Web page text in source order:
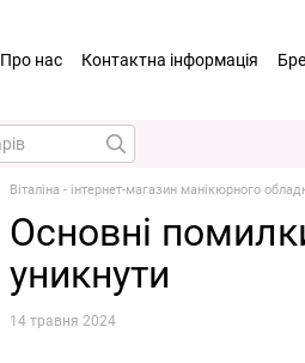
Про нас Контактна інформація
Віталіна - інтернет-магазин манікюрного
Основні
уникнути
14 травня 2024